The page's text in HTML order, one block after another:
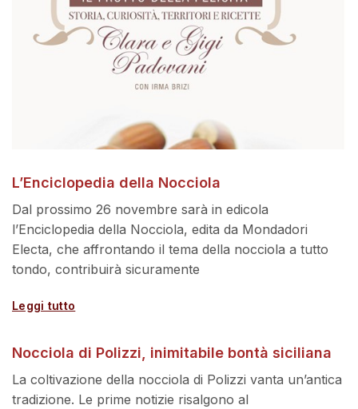
L’Enciclopedia della Nocciola
Dal prossimo 26 novembre sarà in edicola
l’Enciclopedia della Nocciola, edita da Mondadori
Electa, che affrontando il tema della nocciola a tutto
tondo, contribuirà sicuramente
Leggi tutto
Nocciola di Polizzi, inimitabile bontà siciliana
La coltivazione della nocciola di Polizzi vanta un’antica
tradizione. Le prime notizie risalgono al